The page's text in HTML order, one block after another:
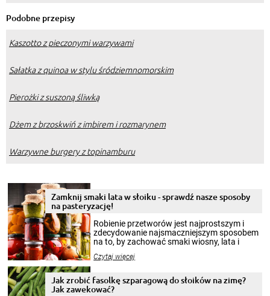
Podobne przepisy
Kaszotto z pieczonymi warzywami
Sałatka z quinoa w stylu śródziemnomorskim
Pierożki z suszoną śliwką
Dżem z brzoskwiń z imbirem i rozmarynem
Warzywne burgery z topinamburu
Zamknij smaki lata w słoiku - sprawdź nasze sposoby
na pasteryzację!
Robienie przetworów jest najprostszym i
zdecydowanie najsmaczniejszym sposobem
na to, by zachować smaki wiosny, lata i
krajobrazów, by cieszyć nimi oko w sezonie
pełni poczuć atmosferę cieplejszych
miesięcy. Przygotowanie słoików ze
Czytaj więcej
Jak zrobić fasolkę szparagową do słoików na zimę?
Jak zawekować?